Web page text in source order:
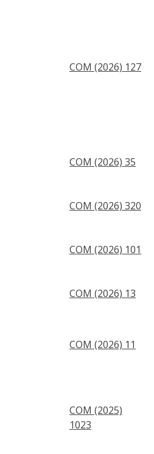
COM (2026) 127
COM (2026) 35
COM (2026) 320
COM (2026) 101
COM (2026) 13
COM (2026) 11
COM (2025)
1023